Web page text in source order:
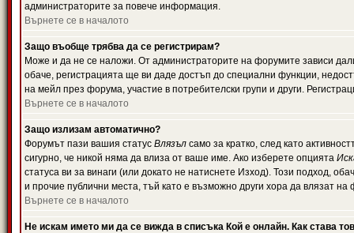
администраторите за повече информация.
Върнете се в началото
Защо въобще трябва да се регистрирам?
Може и да не се наложи. От администраторите на форумите зависи
обаче, регистрацията ще ви даде достъп до специални функции,
на мейл през форума, участие в потребителски групи и други.
Върнете се в началото
Защо излизам автоматично?
Форумът пази вашия статус Влязъл само за кратко, след като
сигурно, че никой няма да влиза от ваше име. Ако изберете опцията
статуса ви за винаги (или докато не натиснете Изход). Този подход,
и прочие публични места, тъй като е възможно други хора да влязат
Върнете се в началото
Не искам името ми да се вижда в списъка Кой е онлайн. Как става